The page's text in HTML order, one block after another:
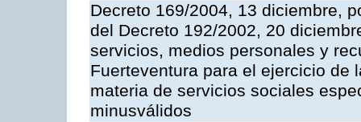
Decreto 169/2004, 13 diciembre,
del Decreto 192/2002, 20
servicios, medios personales y
Fuerteventura para el ejercicio de
materia de servicios sociales
minusválidos